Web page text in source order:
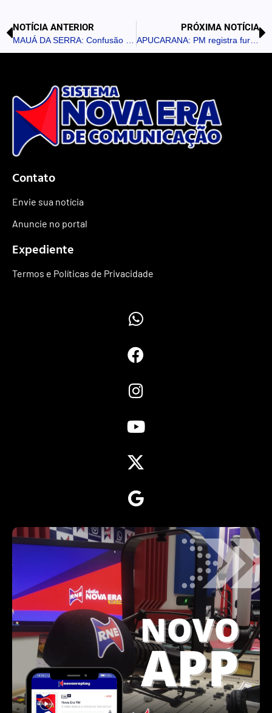
NOTÍCIA ANTERIOR PRÓXIMA NOTÍCIA
APUCARANA: PM registra furtos, recuperação de motocicleta e prisão por mandado
Contato
Envie sua notícia
Anuncie no portal
Expediente
Termos e Políticas de Privacidade